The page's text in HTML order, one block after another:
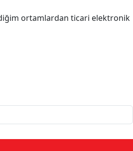
ortamlardan ticari elektronik